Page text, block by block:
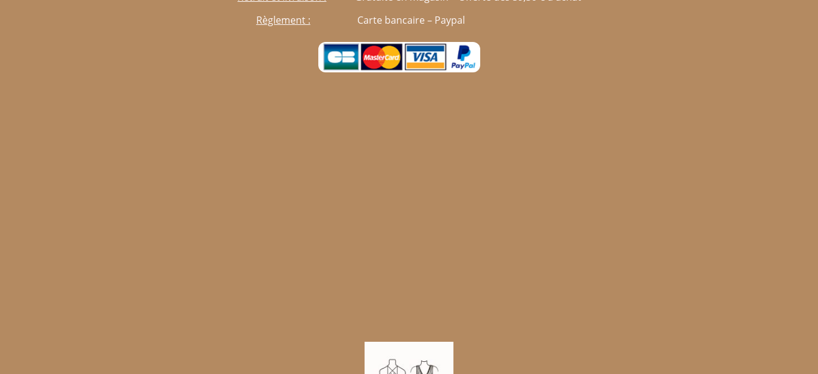
Règlement :
Carte bancaire – Paypal